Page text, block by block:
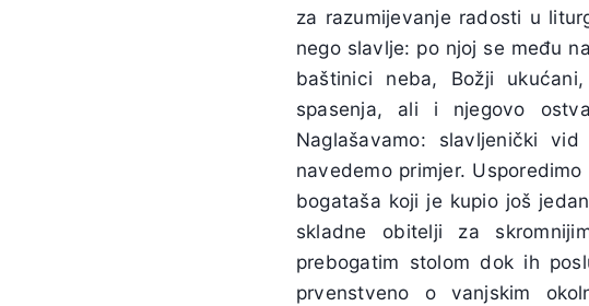
za razumijevanje radosti u
nego slavlje: po njoj se među
baštinici neba, Božji
spasenja, ali i njegovo
Naglašavamo: slavljenički vid
navedemo primjer.
bogataša koji je kupio još
skladne obitelji za
prebogatim stolom dok ih
prvenstveno o vanjskim